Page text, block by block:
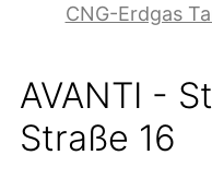
CNG-Erdgas
AVANTI -
Straße 16